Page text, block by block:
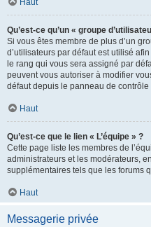
Haut
Qu’est-ce qu’un « groupe
Si vous êtes membre de plus d’un
d’utilisateurs par défaut est utilisé
le rang qui vous sera assigné par
peuvent vous autoriser à modifier
défaut depuis le panneau de contrôle
Haut
Qu’est-ce que le lien « L’équipe » ?
Cette page liste les membres de
administrateurs et les modérateurs,
supplémentaires tels que les forums
Haut
Messagerie privée